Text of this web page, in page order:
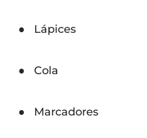
● Lápices
● Cola
● Marcadores